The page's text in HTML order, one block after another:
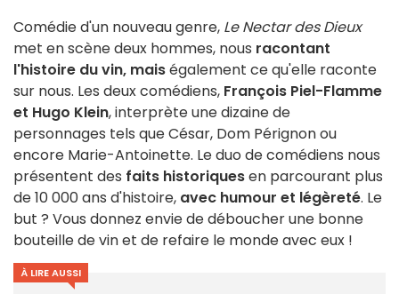
Comédie d'un nouveau genre, Le Nectar des Dieux
met en scène deux hommes, nous racontant
l'histoire du vin, maiségalement ce qu'elle raconte
sur nous. Les deux comédiens, François Piel-Flamme
et Hugo Klein, interprète une dizaine de
personnages tels que César, Dom Pérignon ou
encore Marie-Antoinette. Le duo de comédiens nous
présentent des faits historiquesen parcourant plus
de 10 000 ans d'histoire, avec humour et légèreté. Le
but ? Vous donnez envie de déboucher une bonne
bouteille de vin et de refaire le monde avec eux !
À LIRE AUSSI